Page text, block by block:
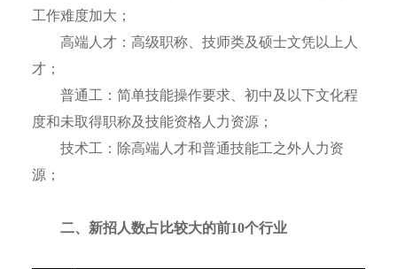
工作难度加大；
高端人才：高级职称、技师类及硕士文凭以上人
才；
普通工：简单技能操作要求、初中及以下文化程
度和未取得职称及技能资格人力资源；
技术工：除高端人才和普通技能工之外人力资
源；
二、新招人数占比较大的前10个行业